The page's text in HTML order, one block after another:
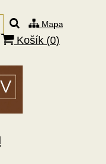
Mapa
Košík (0)